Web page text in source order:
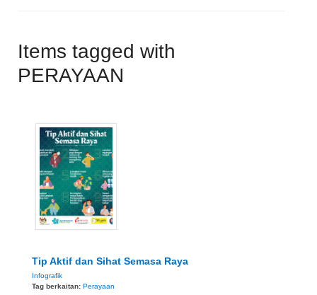
Items tagged with
PERAYAAN
Tip Aktif dan Sihat Semasa Raya
Infografik
Tag berkaitan: Perayaan